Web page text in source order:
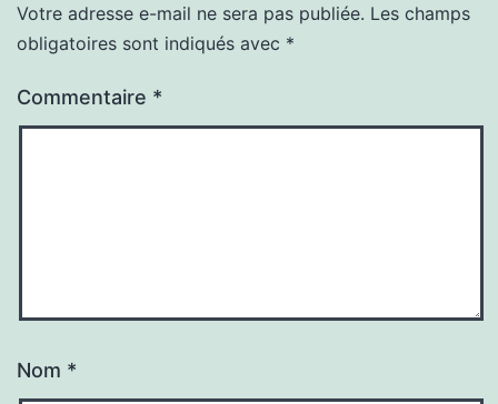
Votre adresse e-mail ne sera pas publiée. Les champs
obligatoires sont indiqués avec *
Commentaire *
Nom *